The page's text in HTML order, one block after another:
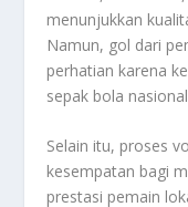
menunjukkan
Namun, gol dari
perhatian karena
sepak bola
Selain itu, proses
kesempatan bagi
prestasi pemain